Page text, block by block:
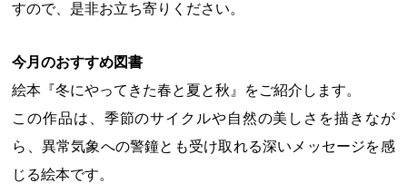
すので、是非お立ち寄りください。
今月のおすすめ図書
絵本 『冬にやってきた春と夏と秋』をご紹介します。
この作品は、季節のサイクルや自然の美しさを描きなが
ら、異常気象への警鐘とも受け取れる深いメッセージを感
じる絵本です。